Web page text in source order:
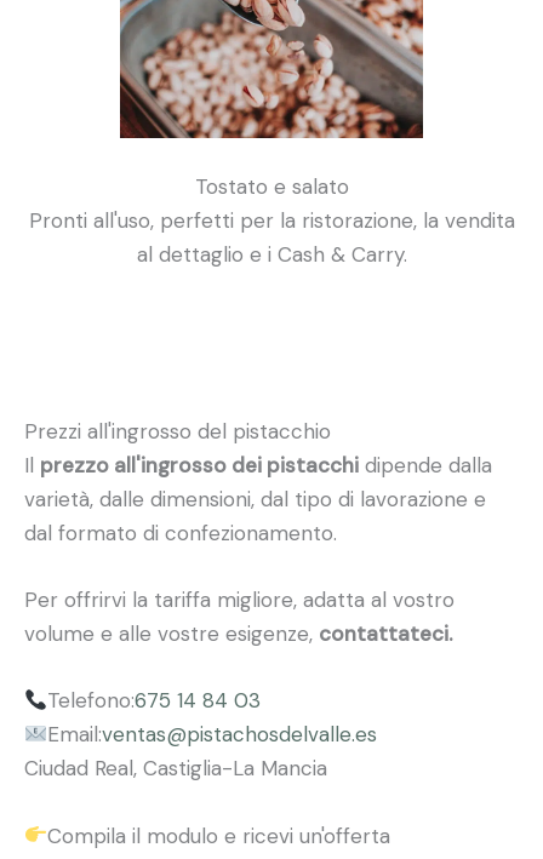
Tostato e salato
Pronti all'uso, perfetti per la ristorazione, la vendita
al dettaglio e i Cash & Carry.
Prezzi all'ingrosso del pistacchio
Il prezzo all'ingrosso dei pistacchi dipende dalla
varietà, dalle dimensioni, dal tipo di lavorazione e
dal formato di confezionamento.
Per offrirvi la tariffa migliore, adatta al vostro
volume e alle vostre esigenze, contattateci.
Telefono:675 14 84 03
Email:ventas@pistachosdelvalle.es
Ciudad Real, Castiglia-La Mancia
Compila il modulo e ricevi un'offerta